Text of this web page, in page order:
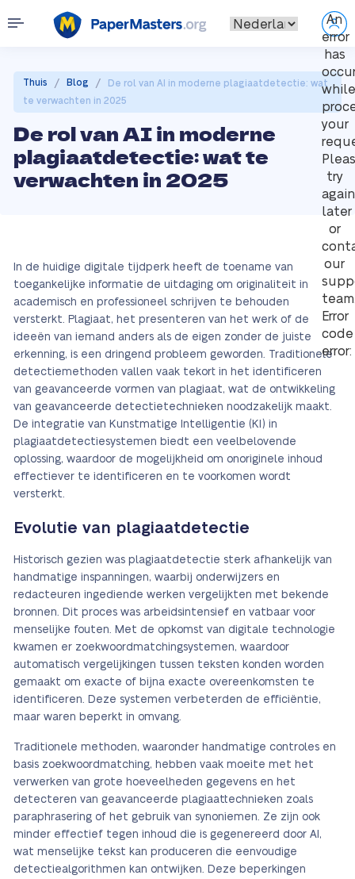
An
error
has
while
your
try
again
later
or
our
Error
code
error:
Thuis / Blog /
De rol van AI in moderne plagiaatdetectie: wat
te verwachten in 2025
De rol van AI in moderne
plagiaatdetectie: wat te
verwachten in 2025
In de huidige digitale tijdperk heeft de toename van
toegankelijke informatie de uitdaging om originaliteit in
academisch en professioneel schrijven te behouden
versterkt. Plagiaat, het presenteren van het werk of de
ideeën van iemand anders als de eigen zonder de juiste
erkenning, is een dringend probleem geworden. Traditionele
detectiemethoden vallen vaak tekort in het identificeren
van geavanceerde vormen van plagiaat, wat de ontwikkeling
van geavanceerde detectietechnieken noodzakelijk maakt.
De integratie van Kunstmatige Intelligentie (KI) in
plagiaatdetectiesystemen biedt een veelbelovende
oplossing, waardoor de mogelijkheid om onoriginele inhoud
effectiever te identificeren en te voorkomen wordt
versterkt.
Evolutie van plagiaatdetectie
Historisch gezien was plagiaatdetectie sterk afhankelijk van
handmatige inspanningen, waarbij onderwijzers en
redacteuren ingediende werken vergelijkten met bekende
bronnen. Dit proces was arbeidsintensief en vatbaar voor
menselijke fouten. Met de opkomst van digitale technologie
kwamen er zoekwoordmatchingsystemen, waardoor
automatisch vergelijkingen tussen teksten konden worden
gemaakt om exacte of bijna exacte overeenkomsten te
identificeren. Deze systemen verbeterden de efficiëntie,
maar waren beperkt in omvang.
Traditionele methoden, waaronder handmatige controles en
basis zoekwoordmatching, hebben vaak moeite met het
verwerken van grote hoeveelheden gegevens en het
detecteren van geavanceerde plagiaattechnieken zoals
paraphrasering of het gebruik van synoniemen. Ze zijn ook
minder effectief tegen inhoud die is gegenereerd door AI,
wat menselijke tekst kan produceren die eenvoudige
detectiealgorithmen kan ontwijken. Deze beperkingen